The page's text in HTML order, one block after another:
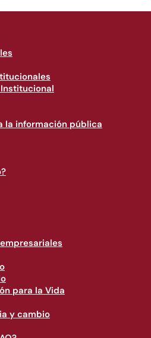
la información pública
para la Vida
y cambio